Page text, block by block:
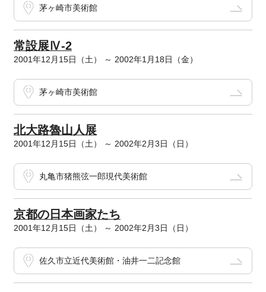
茅ヶ崎市美術館
常設展Ⅳ-2
2001年12月15日（土） ～ 2002年1月18日（金）
茅ヶ崎市美術館
北大路魯山人展
2001年12月15日（土） ～ 2002年2月3日（日）
丸亀市猪熊弦一郎現代美術館
京都の日本画家たち
2001年12月15日（土） ～ 2002年2月3日（日）
佐久市立近代美術館・油井一二記念館